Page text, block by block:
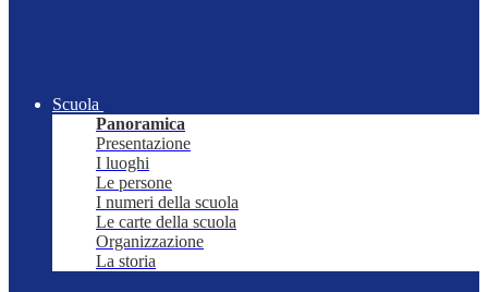
Scuola
Panoramica
Presentazione
I luoghi
Le persone
I numeri della scuola
Le carte della scuola
Organizzazione
La storia